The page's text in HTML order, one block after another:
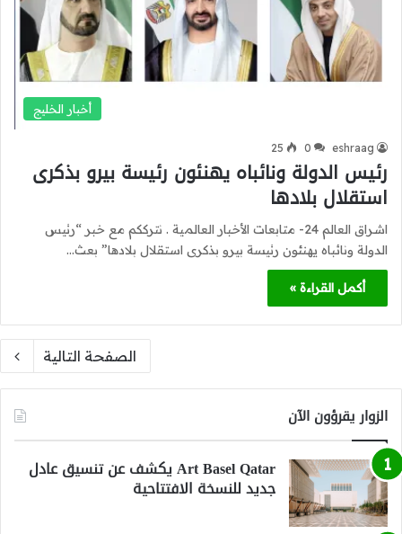
أخبار الخليج
eshraag
0
25
رئيس الدولة ونائباه يهنئون رئيسة بيرو بذكرى
استقلال بلادها
اشراق العالم 24- متابعات الأخبار العالمية . نترككم مع خبر “رئيس
الدولة ونائباه يهنئون رئيسة بيرو بذكرى استقلال بلادها” بعث…
أكمل القراءة »
الصفحة التالية
الزوار يقرؤون الآن
Art Basel Qatar يكشف عن تنسيق عادل
جديد للنسخة الافتتاحية